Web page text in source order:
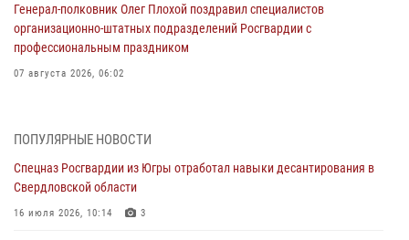
Генерал-полковник Олег Плохой поздравил специалистов
организационно-штатных подразделений Росгвардии с
профессиональным праздником
07 августа 2026, 06:02
Военнослужащие Росгвардии сбили дрон-разведчик ВСУ на южном
направлении
ПОПУЛЯРНЫЕ НОВОСТИ
Спецназ Росгвардии из Югры отработал навыки десантирования в
Свердловской области
16 июля 2026, 10:14 3